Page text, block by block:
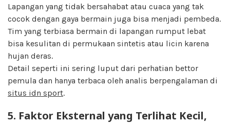
Lapangan yang tidak bersahabat atau cuaca yang tak
cocok dengan gaya bermain juga bisa menjadi pembeda.
Tim yang terbiasa bermain di lapangan rumput lebat
bisa kesulitan di permukaan sintetis atau licin karena
hujan deras.
Detail seperti ini sering luput dari perhatian bettor
pemula dan hanya terbaca oleh analis berpengalaman di
situs idn sport.
5. Faktor Eksternal yang Terlihat Kecil,